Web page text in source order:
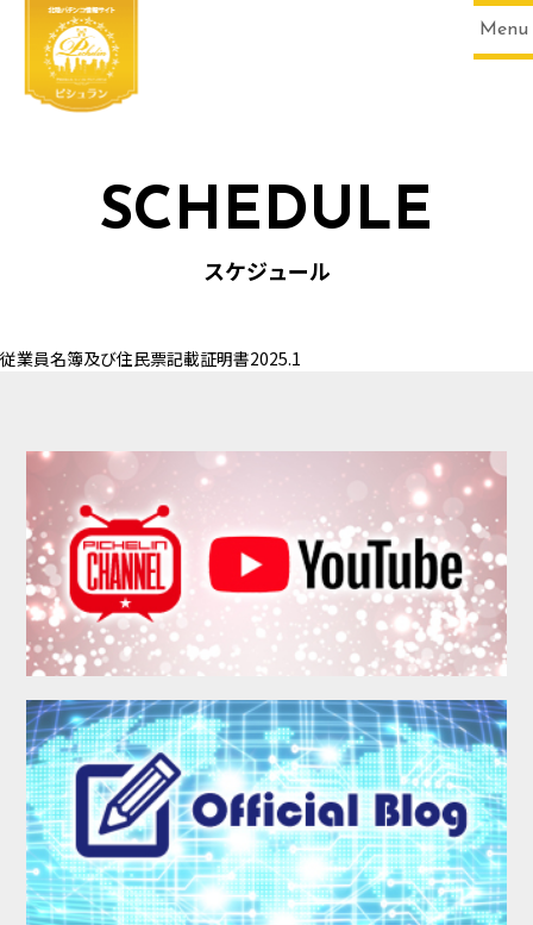
Menu
SCHEDULE
MEMBER
SCHEDULE
スケジュール
従業員名簿及び住民票記載証明書2025.1